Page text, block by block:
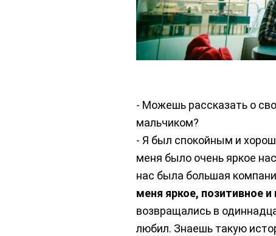
- Можешь рассказать о
мальчиком?
- Я был спокойным и
меня было очень яркое
нас была большая
меня яркое, позитивное и
возвращались в
любил. Знаешь такую